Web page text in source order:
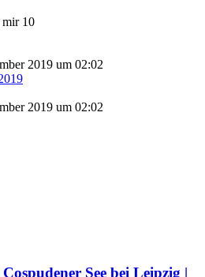
10
2019 um 02:02
2019 um 02:02
See bei Leipzig |